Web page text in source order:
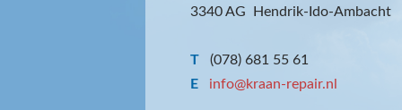
3340 AG Hendrik-Ido-Ambacht
T
(078) 681 55 61
E
info@kraan-repair.nl